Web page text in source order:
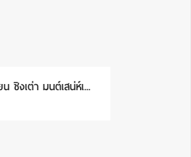
ชิงเต่า มนต์เสน่ห์เ...